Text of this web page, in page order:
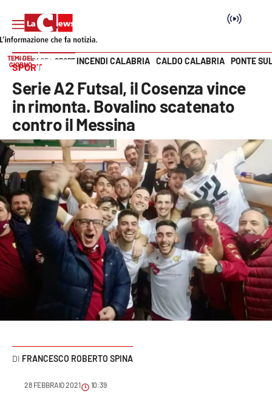
SEZIONI
Cronaca
Politica
Attualità
Economia e lavoro
Italia Mondo
Vai
TEMI DEL
GIORNO
INCENDI CALABRIA CALDO CALABRIA PONTE
HOME PAGE SPORT
SPORT
Serie A2 Futsal, il Cosenza vince
in rimonta. Bovalino scatenato
contro il Messina
FRANCESCO ROBERTO SPINA
28 FEBBRAIO 2021 10:39